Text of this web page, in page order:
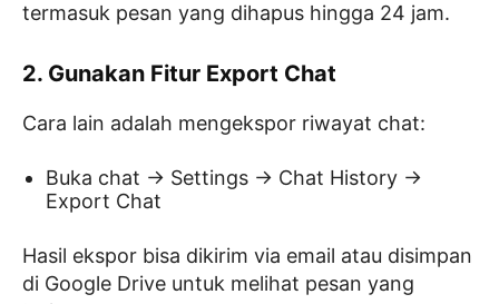
termasuk pesan yang dihapus hingga 24 jam.
2. Gunakan Fitur Export Chat
Cara lain adalah mengekspor riwayat chat:
Buka chat → Settings → Chat History →
Export Chat
Hasil ekspor bisa dikirim via email atau disimpan
di Google Drive untuk melihat pesan yang